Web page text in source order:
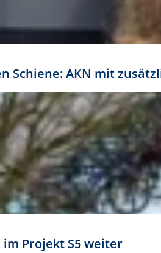
Schiene: AKN mit
im Projekt S5 weiter